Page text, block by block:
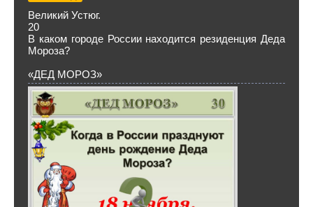
Великий Устюг.
20
В каком городе России находится резиденция Деда
Мороза?
«ДЕД МОРОЗ»